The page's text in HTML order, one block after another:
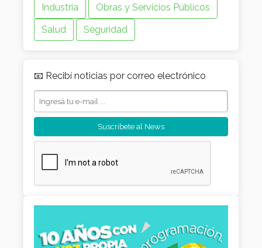
Industria
Obras y Servicios Públicos
Salud
Seguridad
📧 Recibí noticias por correo electrónico